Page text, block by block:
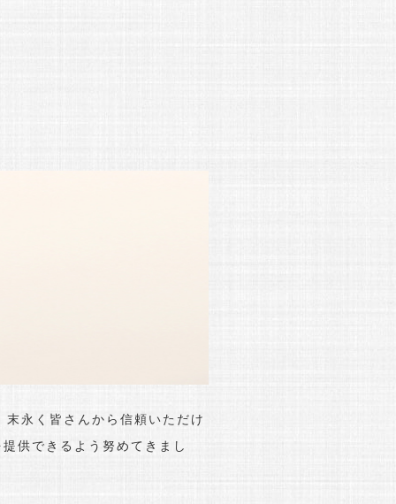
永く皆さんから信頼いただけ
供できるよう努めてきまし